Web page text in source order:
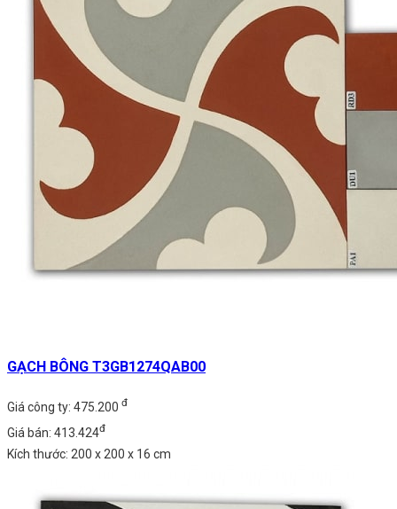
GẠCH BÔNG T3GB1274QAB00
Giá công ty: 475.200 đ
Giá bán: 413.424đ
Kích thước: 200 x 200 x 16 cm